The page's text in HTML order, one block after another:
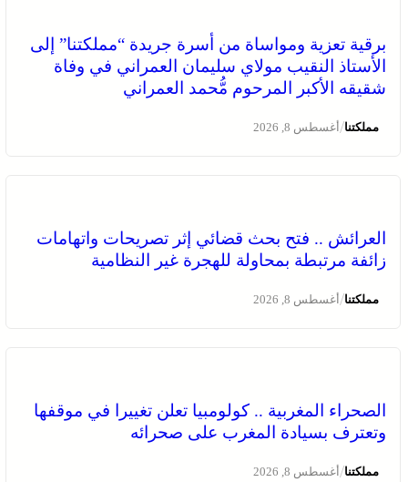
برقية تعزية ومواساة من أسرة جريدة “مملكتنا” إلى
الأستاذ النقيب مولاي سليمان العمراني في وفاة
شقيقه الأكبر المرحوم مُّحمد العمراني
مملكتنا/أغسطس 8, 2026
العرائش .. فتح بحث قضائي إثر تصريحات واتهامات
زائفة مرتبطة بمحاولة للهجرة غير النظامية
مملكتنا/أغسطس 8, 2026
الصحراء المغربية .. كولومبيا تعلن تغييرا في موقفها
وتعترف بسيادة المغرب على صحرائه
مملكتنا/أغسطس 8, 2026